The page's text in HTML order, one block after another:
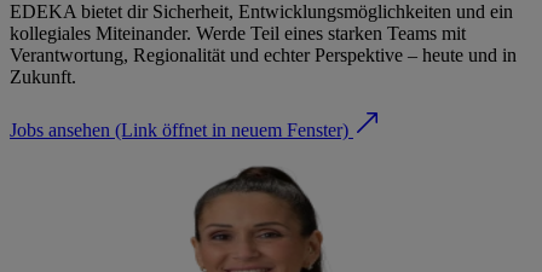
EDEKA bietet dir Sicherheit, Entwicklungsmöglichkeiten und ein
kollegiales Miteinander. Werde Teil eines starken Teams mit
Verantwortung, Regionalität und echter Perspektive – heute und in
Zukunft.
Jobs ansehen (Link öffnet in neuem Fenster)